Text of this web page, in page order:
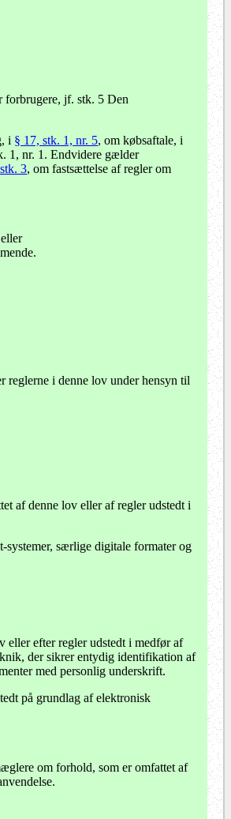
forbrugere, jf. stk. 5 Den
i § 17, stk. 1, nr. 5, om købsaftale, i
1, nr. 1. Endvidere gælder
3, om fastsættelse af regler om
reglerne i denne lov under hensyn til
af denne lov eller af regler udstedt i
systemer, særlige digitale formater og
eller efter regler udstedt i medfør af
der sikrer entydig identifikation af
med personlig underskrift.
på grundlag af elektronisk
om forhold, som er omfattet af